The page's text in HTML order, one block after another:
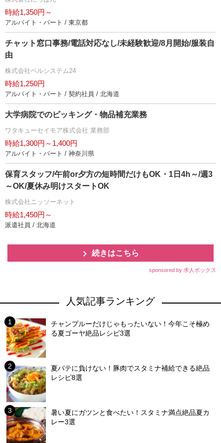
時給1,350円～
アルバイト・パート / 東京都
チャット窓口事務/電話対応なし/未経験歓迎/8月開始/服装自
由
株式会社ベルシステム24
時給1,250円
アルバイト・パート / 契約社員 / 北海道
大学病院でのピッキング・物品補充業務
ワタキューセイモア株式会社 業務部
時給1,300円～1,400円
アルバイト・パート / 神奈川県
保育スタッフ/午前or夕方の短時間だけもOK・1日4h～/週3
～OK/夏休み明けスタートOK
株式会社ニッソーネット
時給1,450円～
派遣社員 / 北海道
続きはこちら
sponsored by 求人ボックス
人気記事ランキング
チャンプルーだけじゃもったいない！今年こそ極め
る夏ゴーヤ絶品レシピ3選
夏バテに負けない！豚肉でスタミナ補給できる絶品
レシピ8選
暑い夏にガツンと食べたい！スタミナ満点絶品夏カ
レー3選